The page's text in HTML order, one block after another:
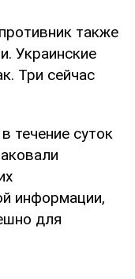
противник также
Украинские
Три сейчас
в течение суток
информации,
для